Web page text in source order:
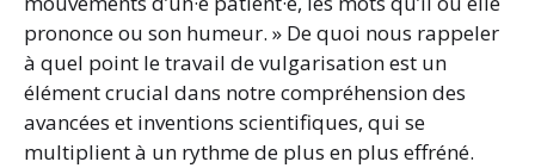
prononce ou son humeur. » De quoi nous rappeler
à quel point le travail de vulgarisation est un
élément crucial dans notre compréhension des
avancées et inventions scientifiques, qui se
multiplient à un rythme de plus en plus effréné.